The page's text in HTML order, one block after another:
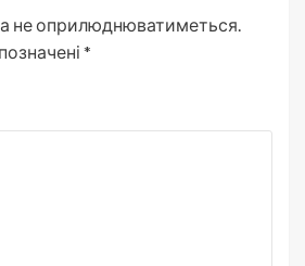
не оприлюднюватиметься.
*